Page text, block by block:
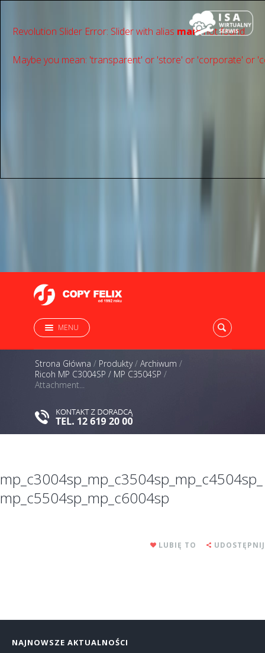
Revolution Slider Error: Slider with alias mainnot found.
Maybe you mean: 'transparent' or 'store' or 'сorporate' or
MENU
Strona Główna / Produkty/ Archiwum /
Ricoh MP C3004SP / MP C3504SP /
Attachment...
mp_c3004sp_mp_c3504sp_mp_c4504sp_
mp_c5504sp_mp_c6004sp
LUBIĘ TO UDOSTĘPNIJ
NAJNOWSZE AKTUALNOŚCI